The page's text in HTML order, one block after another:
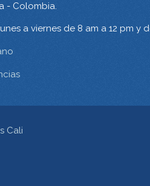
- Colombia.
a viernes de 8 am a 12 pm y
Cali